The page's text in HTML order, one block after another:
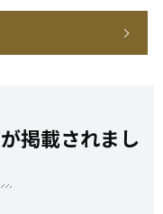
掲載されまし